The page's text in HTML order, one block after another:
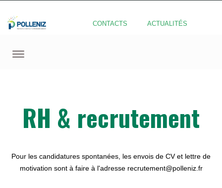
CONTACTS ACTUALITÉS
RH & recrutement
Pour les candidatures spontanées, les envois de CV et lettre de
motivation sont à faire à l'adresse recrutement@polleniz.fr